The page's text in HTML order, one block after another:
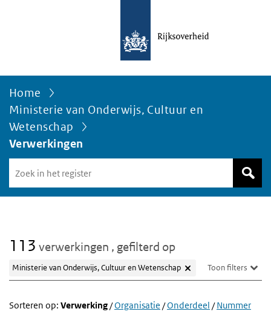
Home
Ministerie van Onderwijs, Cultuur en
Wetenschap
Verwerkingen
in
het
113 verwerkingen , gefilterd op
Ministerie van Onderwijs, Cultuur en Wetenschap Toon filters
Sorteren op: Verwerking/Organisatie /Onderdeel /Nummer